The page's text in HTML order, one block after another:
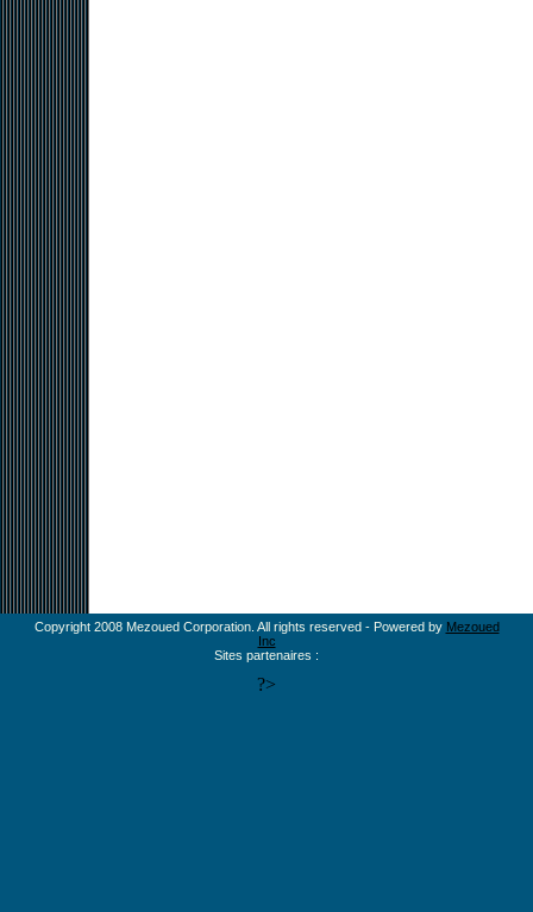
Copyright 2008 Mezoued Corporation. All rights reserved - Powered by Mezoued
Inc
Sites partenaires :
?>